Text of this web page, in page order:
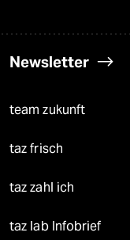
Newsletter
team zukunft
taz frisch
taz zahl ich
taz lab Infobrief